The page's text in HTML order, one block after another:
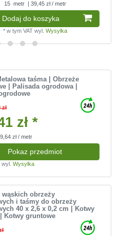
15 metr | 39,45 zł / metr
Dodaj do koszyka
* w tym VATwyl. Wysylka
taśma | Obrzeże
| Palisada ogrodowa |
zł
zł *
zł / metr
Pokaz przedmiot
wyl.Wysylka
wąskich obrzeży
i taśmy do obrzeży
40 x 2,6 x 0,2 cm | Kotwy
Kotwy gruntowe